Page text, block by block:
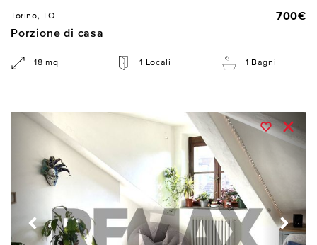
Torino, TO
700€
Porzione di casa
18 mq 1 Locali 1 Bagni